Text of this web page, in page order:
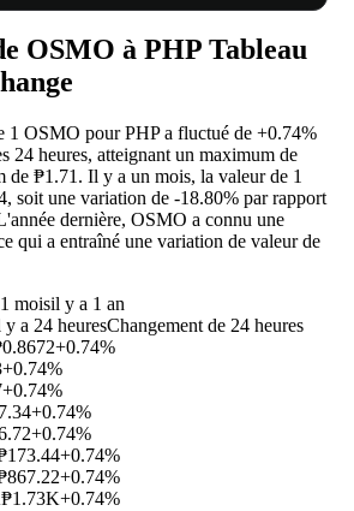
OSMO à PHP Tableau
1 OSMO pour PHP a fluctué de +0.74%
24 heures, atteignant un maximum de
de ₱1.71. Il y a un mois, la valeur de 1
soit une variation de -18.80% par rapport
dernière, OSMO a connu une
qui a entraîné une variation de valeur de
moisil y a 1 an
y a 24 heuresChangement de 24 heures
+0.74%
+0.74%
+0.74%
+0.74%
+0.74%
+0.74%
+0.74%
₱1.73K+0.74%